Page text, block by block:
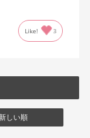
いました。
Like! 3
しい順